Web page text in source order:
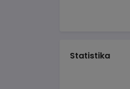
Statistika